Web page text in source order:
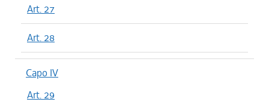
Art. 27
Art. 28
Capo IV
Art. 29